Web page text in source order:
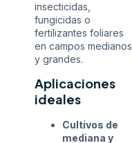
insecticidas,
fungicidas o
fertilizantes foliares
en campos medianos
y grandes.
Aplicaciones
ideales
Cultivos de
mediana y